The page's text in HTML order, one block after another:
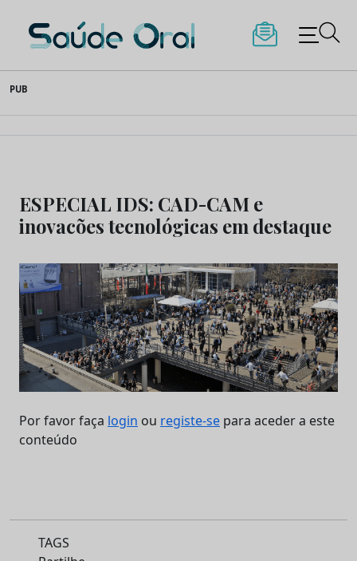
to
content
Saúde Oral
PUB
ESPECIAL IDS: CAD-CAM e
inovacões tecnológicas em destaque
Por favor faça login ou registe-se para aceder a este
conteúdo
TAGS